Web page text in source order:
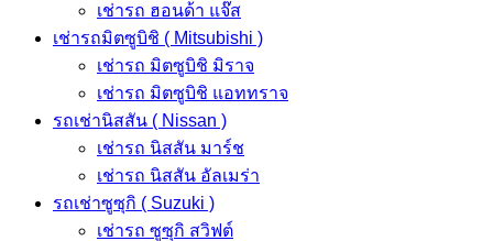
เช่ารถ ฮอนด้า แจ๊ส
เช่ารถมิตซูบิชิ ( Mitsubishi )
เช่ารถ มิตซูบิชิ มิราจ
เช่ารถ มิตซูบิชิ แอททราจ
รถเช่านิสสัน ( Nissan )
เช่ารถ นิสสัน มาร์ช
เช่ารถ นิสสัน อัลเมร่า
รถเช่าซูซุกิ ( Suzuki )
เช่ารถ ซูซุกิ สวิฟต์